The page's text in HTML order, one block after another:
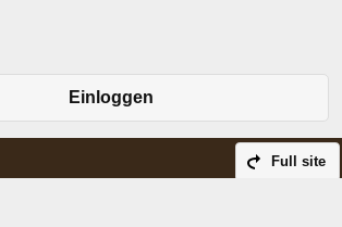
Einloggen
Full site